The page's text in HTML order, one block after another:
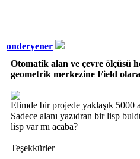
onderyener
Otomatik alan ve çevre ölçüsü
geometrik merkezine Field
Elimde bir projede yaklaşık 5000
Sadece alanı yazıdran bir lisp
lisp var mı acaba?
Teşekkürler